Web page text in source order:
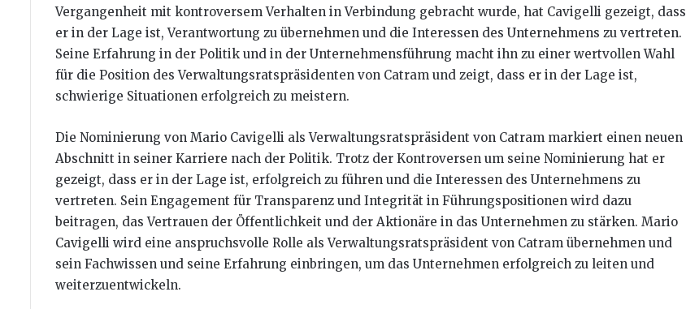
Vergangenheit mit kontroversem Verhalten in Verbindung gebracht wurde, hat Cavigelli gezeigt, dass
er in der Lage ist, Verantwortung zu übernehmen und die Interessen des Unternehmens zu vertreten.
Seine Erfahrung in der Politik und in der Unternehmensführung macht ihn zu einer wertvollen Wahl
für die Position des Verwaltungsratspräsidenten von Catram und zeigt, dass er in der Lage ist,
schwierige Situationen erfolgreich zu meistern.
Die Nominierung von Mario Cavigelli als Verwaltungsratspräsident von Catram markiert einen neuen
Abschnitt in seiner Karriere nach der Politik. Trotz der Kontroversen um seine Nominierung hat er
gezeigt, dass er in der Lage ist, erfolgreich zu führen und die Interessen des Unternehmens zu
vertreten. Sein Engagement für Transparenz und Integrität in Führungspositionen wird dazu
beitragen, das Vertrauen der Öffentlichkeit und der Aktionäre in das Unternehmen zu stärken. Mario
Cavigelli wird eine anspruchsvolle Rolle als Verwaltungsratspräsident von Catram übernehmen und
sein Fachwissen und seine Erfahrung einbringen, um das Unternehmen erfolgreich zu leiten und
weiterzuentwickeln.